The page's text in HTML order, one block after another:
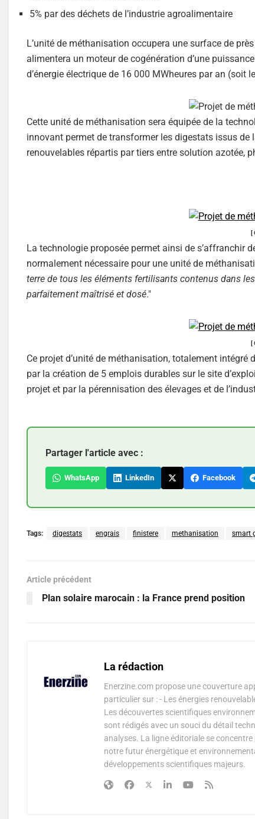
5% par des déchets de l’industrie agroalimentaire
L’unité de méthanisation occupera une surface de
alimentera un moteur de cogénération d’une
d’énergie électrique de 16 000 MWheures par an (soit
Cette unité de méthanisation sera équipée de la
innovant permet de transformer les digestats issus de
renouvelables répartis par tiers entre solution azotée,
[
La technologie proposée permet ainsi de s’affranchir
normalement nécessaire pour une unité de
terre de tous les éléments fertilisants contenus dans
parfaitement maîtrisé et dosé."
[
Ce projet d’unité de méthanisation, totalement
par la création de 5 emplois durables sur le site
projet et par la pérennisation des élevages et de
Partager l'article avec :
WhatsApp LinkedIn Facebook
Tags: digestats engrais finistere methanisation smart
Article précédent
Plan solaire marocain : la France prend position
La rédaction
Enerzine.com propose une couverture
particulier sur : - Les énergies
Les découvertes scientifiques
sont rédigés avec un souci du détail
analyses. La ligne éditoriale se
notre futur énergétique et
développements scientifiques majeurs.